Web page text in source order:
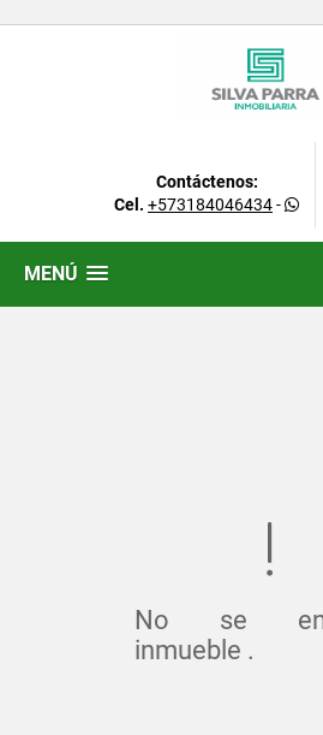
Contáctenos:
Cel. +573184046434-
MENÚ
No se
inmueble .